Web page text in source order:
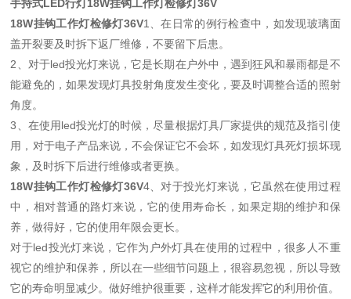
手持式LED行灯18W挂钩工作灯检修灯36V
18W挂钩工作灯检修灯36V1、在日常的例行检查中，如发现玻璃面
盖开裂要及时拆下返厂维修，不要留下后患。
2、对于led投光灯来说，它是长期在户外中，遇到狂风和暴雨都是不
能避免的，如果发现灯具投射角度发生变化，要及时调整合适的照射
角度。
3、在使用led投光灯的时候，尽量根据灯具厂家提供的规范及指引使
用，对于电子产品来说，不会保证它不会坏，如发现灯具死灯损坏现
象，及时拆下后进行维修或者更换。
18W挂钩工作灯检修灯36V4、对于投光灯来说，它虽然在使用过程
中，相对普通的路灯来说，它的使用寿命长，如果定期的维护和保
养，做得好，它的使用年限会更长。
对于led投光灯来说，它作为户外灯具在使用的过程中，很多人不重
视它的维护和保养，所以在一些细节问题上，很容易忽视，所以导致
它的寿命明显减少。做好维护很重要，这样才能发挥它的利用价值。